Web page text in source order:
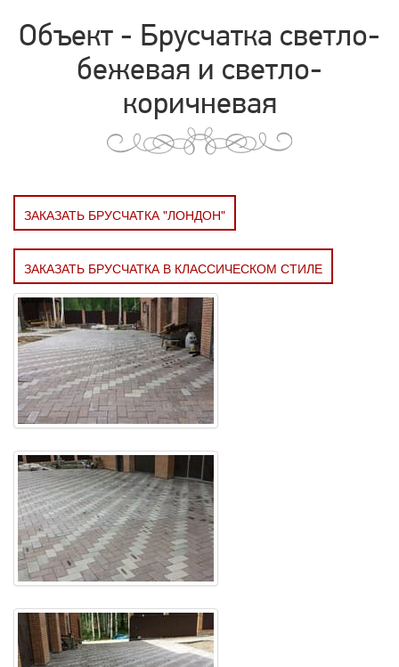
Объект - Брусчатка светло-
бежевая и светло-
коричневая
ЗАКАЗАТЬ БРУСЧАТКА "ЛОНДОН"
ЗАКАЗАТЬ БРУСЧАТКА В КЛАССИЧЕСКОМ СТИЛЕ